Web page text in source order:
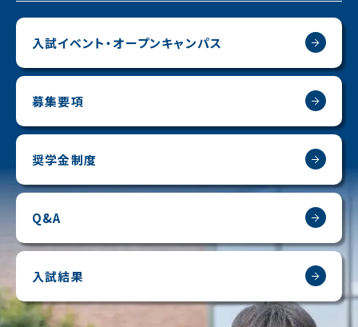
入試イベント・オープンキャンパス
募集要項
奨学金制度
Q&A
入試結果